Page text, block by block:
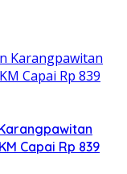
Capai Rp 839